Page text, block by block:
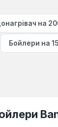
на
Бойлери на 15